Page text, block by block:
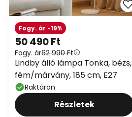
50 490 Ft
Fogy. ár62 990 Ft
Fogy. ár -19%
Lindby álló lámpa Tonka, bézs,
fém/márvány, 185 cm, E27
Raktáron
Részletek